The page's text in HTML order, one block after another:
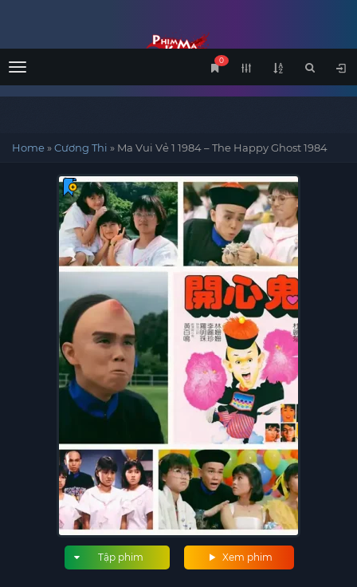
Menu
0
Home»Cương Thi » Ma Vui Vẻ 1 1984 – The Happy Ghost 1984
Xem phim
Tập phim